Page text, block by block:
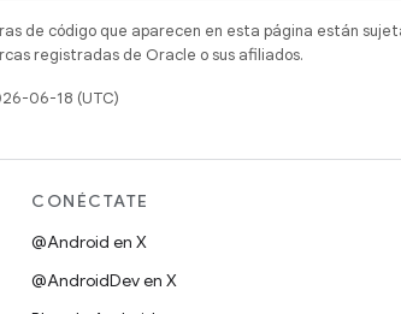
de código que aparecen en esta página están
registradas de Oracle o sus afiliados.
06-18 (UTC)
CONÉCTATE
@Android en X
@AndroidDev en X